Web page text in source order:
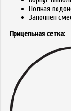
Полная
Заполнен
Прицельная сетка: